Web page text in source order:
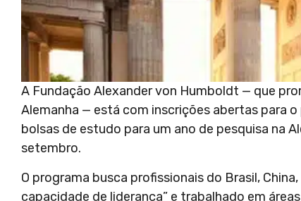
A Fundação Alexander von Humboldt — que
Alemanha — está com inscrições abertas para
bolsas de estudo para um ano de pesquisa na
setembro.
O programa busca profissionais do Brasil,
capacidade de liderança” e trabalhado em